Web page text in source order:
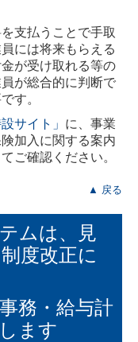
支払うことで手取
には将来もらえる
が受け取れる等の
が総合的に判断で
す。
サイト」 に、事業
加入に関する案内
ご確認ください。
▲ 戻る
ムは、見
度改正に
務・給与計
ます